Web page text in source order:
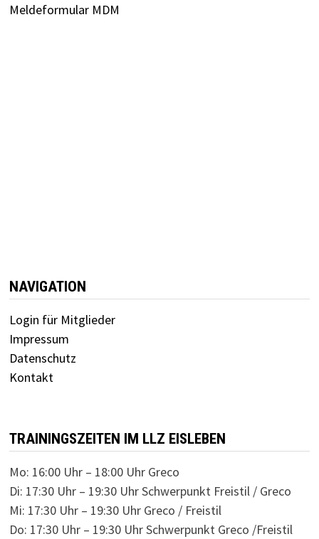
Meldeformular MDM
NAVIGATION
Login für Mitglieder
Impressum
Datenschutz
Kontakt
TRAININGSZEITEN IM LLZ EISLEBEN
Mo: 16:00 Uhr – 18:00 Uhr Greco
Di: 17:30 Uhr – 19:30 Uhr Schwerpunkt Freistil / Greco
Mi: 17:30 Uhr – 19:30 Uhr Greco / Freistil
Do: 17:30 Uhr – 19:30 Uhr Schwerpunkt Greco /Freistil